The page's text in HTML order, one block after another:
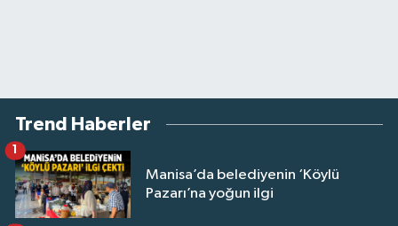
Trend Haberler
Manisa’da belediyenin ‘Köylü
Pazarı’na yoğun ilgi